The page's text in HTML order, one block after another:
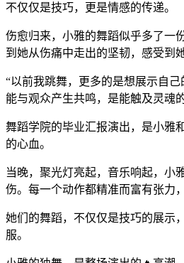
不仅仅是技巧，更是情感的传递。
伤愈归来，小雅的舞蹈似乎多了一
到她从伤痛中走出的坚韧，感受到
“以前我跳舞，更多的是想展示自
能与观众产生共鸣，是能触及灵魂的
舞蹈学院的毕业汇报演出，是小雅
的心血。
当晚，聚光灯亮起，音乐响起，小
伤。每一个动作都精准而富有张力
她们的舞蹈，不仅仅是技巧的展示
服。